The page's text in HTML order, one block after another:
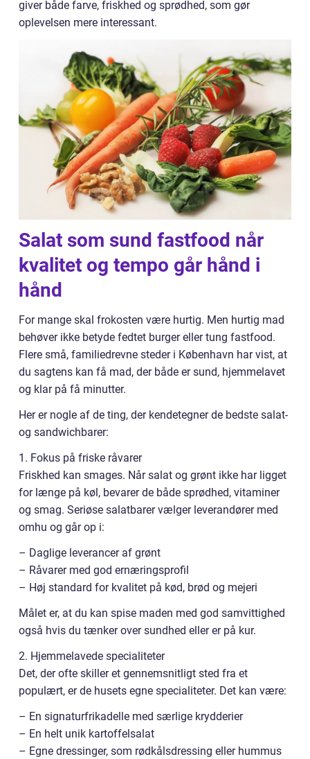
giver både farve, friskhed og sprødhed, som gør
oplevelsen mere interessant.
Salat som sund fastfood når
kvalitet og tempo går hånd i
hånd
For mange skal frokosten være hurtig. Men hurtig mad
behøver ikke betyde fedtet burger eller tung fastfood.
Flere små, familiedrevne steder i København har vist, at
du sagtens kan få mad, der både er sund, hjemmelavet
og klar på få minutter.
Her er nogle af de ting, der kendetegner de bedste salat-
og sandwichbarer:
1. Fokus på friske råvarer
Friskhed kan smages. Når salat og grønt ikke har ligget
for længe på køl, bevarer de både sprødhed, vitaminer
og smag. Seriøse salatbarer vælger leverandører med
omhu og går op i:
– Daglige leverancer af grønt
– Råvarer med god ernæringsprofil
– Høj standard for kvalitet på kød, brød og mejeri
Målet er, at du kan spise maden med god samvittighed
også hvis du tænker over sundhed eller er på kur.
2. Hjemmelavede specialiteter
Det, der ofte skiller et gennemsnitligt sted fra et
populært, er de husets egne specialiteter. Det kan være:
– En signaturfrikadelle med særlige krydderier
– En helt unik kartoffelsalat
– Egne dressinger, som rødkålsdressing eller hummus